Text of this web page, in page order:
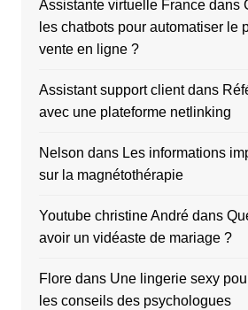
Assistante virtuelle Francedans
les chatbots pour automatiser le
vente en ligne ?
Assistant support clientdans
avec une plateforme netlinking
Nelson dans Les informations
sur la magnétothérapie
Youtube christine Andrédans
avoir un vidéaste de mariage ?
Floredans Une lingerie sexy
les conseils des psychologues